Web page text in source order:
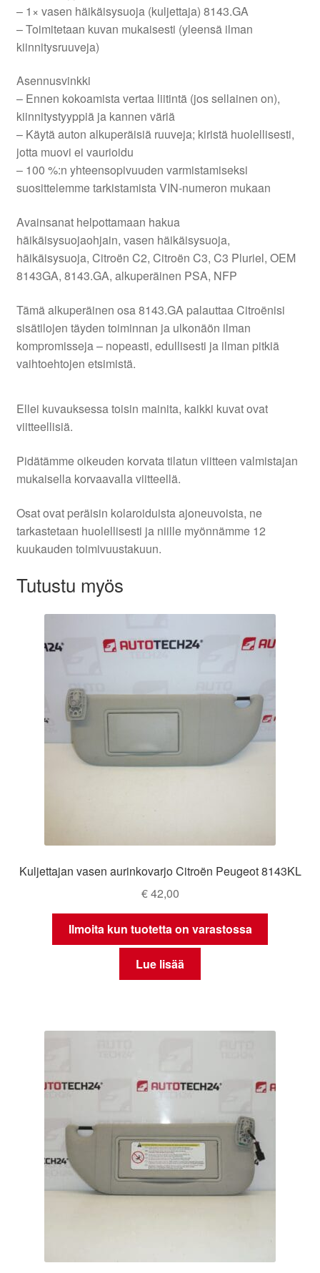
– 1× vasen häikäisysuoja (kuljettaja) 8143.GA
– Toimitetaan kuvan mukaisesti (yleensä ilman
kiinnitysruuveja)
Asennusvinkki
– Ennen kokoamista vertaa liitintä (jos sellainen on),
kiinnitystyyppiä ja kannen väriä
– Käytä auton alkuperäisiä ruuveja; kiristä huolellisesti,
jotta muovi ei vaurioidu
– 100 %:n yhteensopivuuden varmistamiseksi
suosittelemme tarkistamista VIN-numeron mukaan
Avainsanat helpottamaan hakua
häikäisysuojaohjain, vasen häikäisysuoja,
häikäisysuoja, Citroën C2, Citroën C3, C3 Pluriel, OEM
8143GA, 8143.GA, alkuperäinen PSA, NFP
Tämä alkuperäinen osa 8143.GA palauttaa Citroënisi
sisätilojen täyden toiminnan ja ulkonäön ilman
kompromisseja – nopeasti, edullisesti ja ilman pitkiä
vaihtoehtojen etsimistä.
Ellei kuvauksessa toisin mainita, kaikki kuvat ovat
viitteellisiä.
Pidätämme oikeuden korvata tilatun viitteen valmistajan
mukaisella korvaavalla viitteellä.
Osat ovat peräisin kolaroiduista ajoneuvoista, ne
tarkastetaan huolellisesti ja niille myönnämme 12
kuukauden toimivuustakuun.
Tutustu myös
Kuljettajan vasen aurinkovarjo Citroën Peugeot 8143KL
€42,00
Ilmoita kun tuotetta on varastossa
Lue lisää